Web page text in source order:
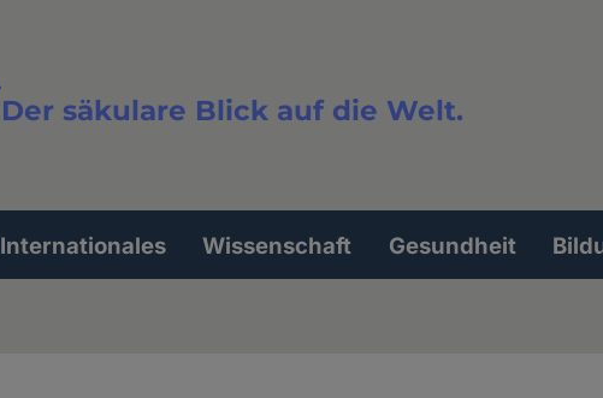
Der säkulare Blick auf die Welt.
Volltextsuche
Internationales Wissenschaft Gesundheit